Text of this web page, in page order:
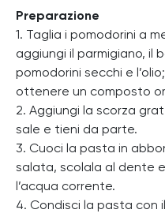
Preparazione
1. Taglia i pomodorini a
aggiungi il parmigiano, il
pomodorini secchi e
ottenere un composto
2. Aggiungi la scorza
sale e tieni da parte.
3. Cuoci la pasta in
salata, scolala al dente
l’acqua corrente.
4. Condisci la pasta con